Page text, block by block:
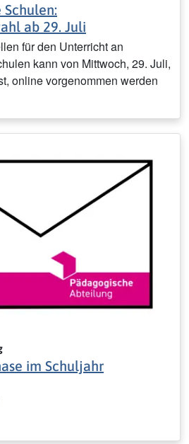
Schulen:
ab 29. Juli
für den Unterricht an
kann von Mittwoch, 29. Juli,
online vorgenommen werden
im Schuljahr